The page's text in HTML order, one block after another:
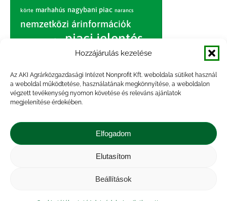
Hozzájárulás kezelése
Az AKI Agrárközgazdasági Intézet Nonprofit Kft. weboldala sütiket használ
a weboldal működtetése, használatának megkönnyítése, a weboldalon
végzett tevékenység nyomon követése és releváns ajánlatok
megjelenítése érdekében.
Elfogadom
Elutasítom
Beállítások
körte marhahús nagybani piac narancs
nemzetközi árinformációk
piac piaci jelentés
sertés sertéshús
szarvasmarha termelés termelői
ár tojás világpiac
vágóbárány
vágómarha vágósertés
Kapcsolat |
tájékoztató